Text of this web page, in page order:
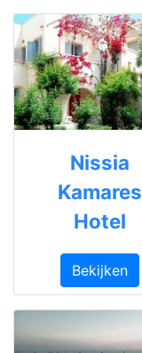
Nissia
Kamares
Hotel
Bekijken